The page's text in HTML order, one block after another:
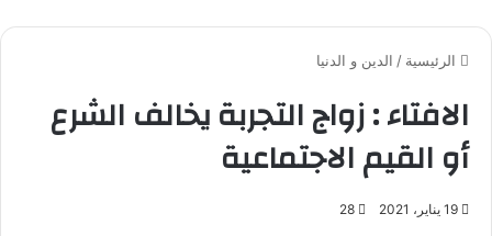
الرئيسية / الدين و الدنيا
الافتاء : زواج التجربة يخالف الشرع
أو القيم الاجتماعية
19 يناير، 2021 28